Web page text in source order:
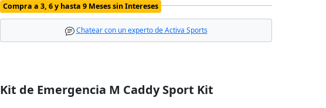
Compra a 3, 6 y hasta 9 Meses sin Intereses
Chatear con un experto de Activa Sports
Kit de Emergencia M Caddy Sport Kit